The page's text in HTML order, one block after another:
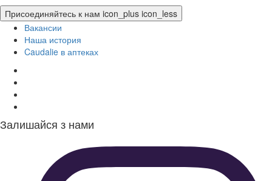
Присоединяйтесь к нам icon_plus icon_less
Вакансии
Наша история
Caudalie в аптеках
Залишайся з нами